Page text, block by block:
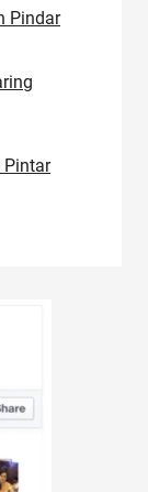
Pindar
Pintar